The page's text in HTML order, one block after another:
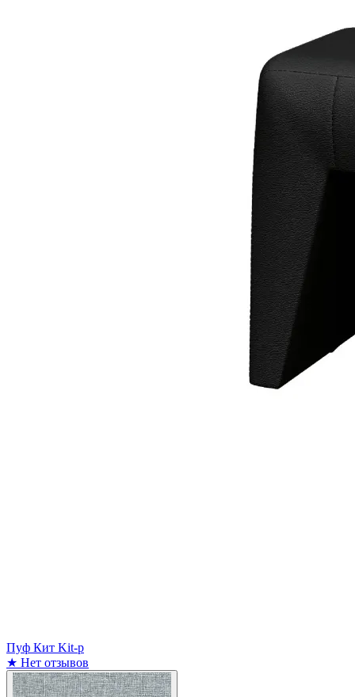
Пуф Кит Kit-p
★ Нет отзывов